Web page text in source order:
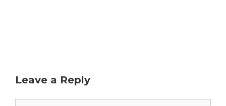
Leave a Reply